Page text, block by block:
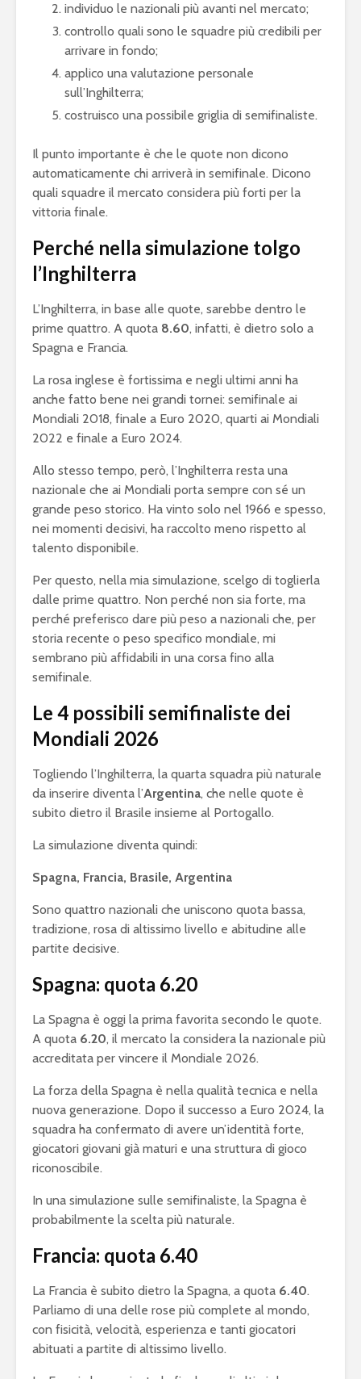
individuo le nazionali più avanti nel mercato;
controllo quali sono le squadre più credibili per
arrivare in fondo;
applico una valutazione personale
sull’Inghilterra;
costruisco una possibile griglia di semifinaliste.
Il punto importante è che le quote non dicono
automaticamente chi arriverà in semifinale. Dicono
quali squadre il mercato considera più forti per la
vittoria finale.
Perché nella simulazione tolgo
l’Inghilterra
L’Inghilterra, in base alle quote, sarebbe dentro le
prime quattro. A quota 8.60, infatti, è dietro solo a
Spagna e Francia.
La rosa inglese è fortissima e negli ultimi anni ha
anche fatto bene nei grandi tornei: semifinale ai
Mondiali 2018, finale a Euro 2020, quarti ai Mondiali
2022 e finale a Euro 2024.
Allo stesso tempo, però, l’Inghilterra resta una
nazionale che ai Mondiali porta sempre con sé un
grande peso storico. Ha vinto solo nel 1966 e spesso,
nei momenti decisivi, ha raccolto meno rispetto al
talento disponibile.
Per questo, nella mia simulazione, scelgo di toglierla
dalle prime quattro. Non perché non sia forte, ma
perché preferisco dare più peso a nazionali che, per
storia recente o peso specifico mondiale, mi
sembrano più affidabili in una corsa fino alla
semifinale.
Le 4 possibili semifinaliste dei
Mondiali 2026
Togliendo l’Inghilterra, la quarta squadra più naturale
da inserire diventa l’Argentina, che nelle quote è
subito dietro il Brasile insieme al Portogallo.
La simulazione diventa quindi:
Spagna, Francia, Brasile, Argentina
Sono quattro nazionali che uniscono quota bassa,
tradizione, rosa di altissimo livello e abitudine alle
partite decisive.
Spagna: quota 6.20
La Spagna è oggi la prima favorita secondo le quote.
A quota 6.20, il mercato la considera la nazionale più
accreditata per vincere il Mondiale 2026.
La forza della Spagna è nella qualità tecnica e nella
nuova generazione. Dopo il successo a Euro 2024, la
squadra ha confermato di avere un’identità forte,
giocatori giovani già maturi e una struttura di gioco
riconoscibile.
In una simulazione sulle semifinaliste, la Spagna è
probabilmente la scelta più naturale.
Francia: quota 6.40
La Francia è subito dietro la Spagna, a quota 6.40.
Parliamo di una delle rose più complete al mondo,
con fisicità, velocità, esperienza e tanti giocatori
abituati a partite di altissimo livello.